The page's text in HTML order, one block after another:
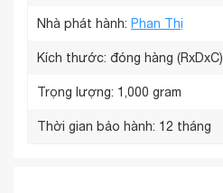
Nhà phát hành: Phan Thị
Kích thước: đóng hàng (RxDxC)
Trọng lượng: 1,000 gram
Thời gian bảo hành: 12 tháng